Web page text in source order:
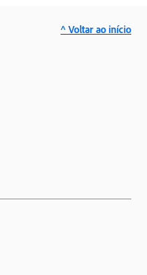
^ Voltar ao início